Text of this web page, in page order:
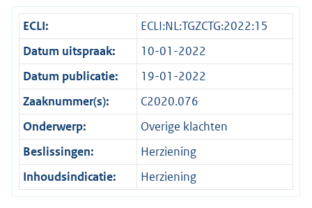
ECLI:
ECLI:NL:TGZCTG:2022:15
Datum uitspraak:
10-01-2022
Datum publicatie:
19-01-2022
Zaaknummer(s):
C2020.076
Onderwerp:
Overige klachten
Beslissingen:
Herziening
Inhoudsindicatie:
Herziening